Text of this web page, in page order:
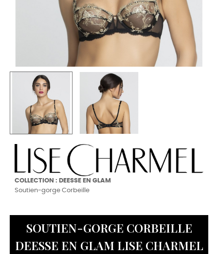
COLLECTION : DEESSE EN GLAM
Soutien-gorge Corbeille
SOUTIEN-GORGE CORBEILLE
DEESSE EN GLAM LISE CHARMEL